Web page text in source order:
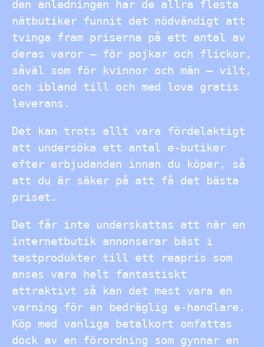
den anledningen har de allra flesta
nätbutiker funnit det nödvändigt att
tvinga fram priserna på ett antal av
deras varor – för pojkar och flickor,
såväl som för kvinnor och män – vilt,
och ibland till och med lova gratis
leverans.
Det kan trots allt vara fördelaktigt
att undersöka ett antal e-butiker
efter erbjudanden innan du köper, så
att du är säker på att få det bästa
priset.
Det får inte underskattas att när en
internetbutik annonserar bäst i
testprodukter till ett reapris som
anses vara helt fantastiskt
attraktivt så kan det mest vara en
varning för en bedräglig e-handlare.
Köp med vanliga betalkort omfattas
dock av en förordning som gynnar en